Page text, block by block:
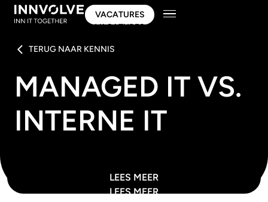
VACATURES
VACATURES
TERUG NAAR KENNIS
MANAGED IT VS.
INTERNE IT
LEES MEER
LEES MEER